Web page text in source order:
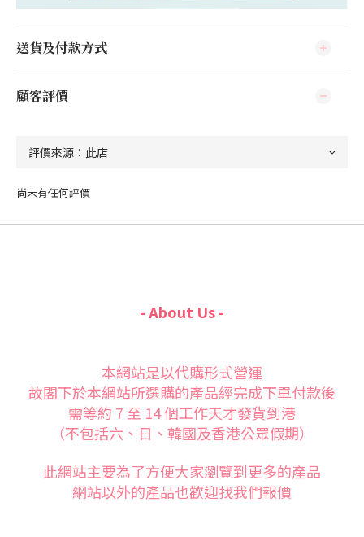
送貨及付款方式
顧客評價
尚未有任何評價
- About Us -
本網站是以代購形式營運
故閣下於本網站所選購的產品經完成下單付款後
需等約 7 至 14 個工作天才發貨到港
（不包括六、日、韓國及香港公眾假期）
此網站主要為了方便大家瀏覽到更多的產品
網站以外的產品也歡迎找我們報價